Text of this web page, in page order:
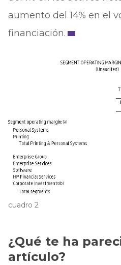
aumento del 14% en el
financiación.
cuadro 2
¿Qué te ha
artículo?